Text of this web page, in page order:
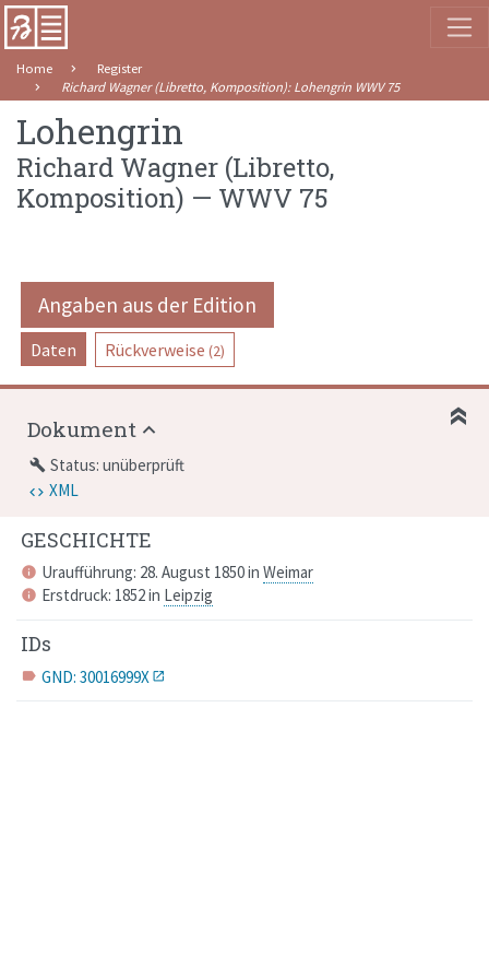
Home
Register
Richard Wagner (Libretto, Komposition): Lohengrin WWV 75
Lohengrin
Richard Wagner (Libretto,
Komposition) — WWV 75
Angaben aus der Edition
Daten Rückverweise (2)
GESCHICHTE
info Uraufführung: 28. August 1850 in Weimar
info Erstdruck: 1852 in Leipzig
IDs
label GND: 30016999X
Dokument
build Status: unüberprüft
XML